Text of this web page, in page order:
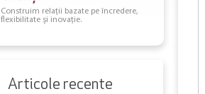
Construim relații bazate pe încredere,
flexibilitate și inovație.
Articole recente